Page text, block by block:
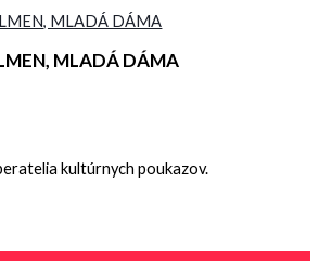
MLADÁ DÁMA
kultúrnych poukazov.